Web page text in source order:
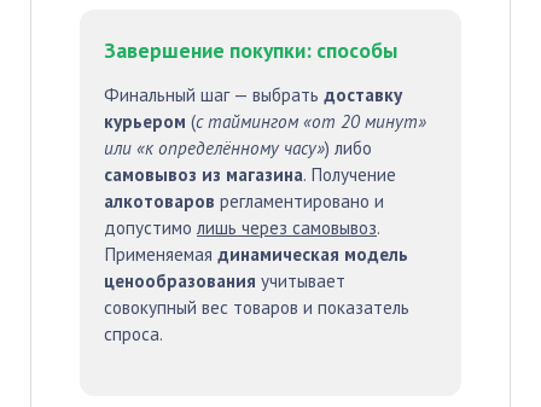
Завершение покупки: способы
Финальный шаг — выбрать доставку
курьером (с таймингом «от 20 минут»
или «к определённому часу») либо
самовывоз из магазина. Получение
алкотоваров регламентировано и
допустимо лишь через самовывоз.
Применяемая динамическая модель
ценообразования учитывает
совокупный вес товаров и показатель
спроса.